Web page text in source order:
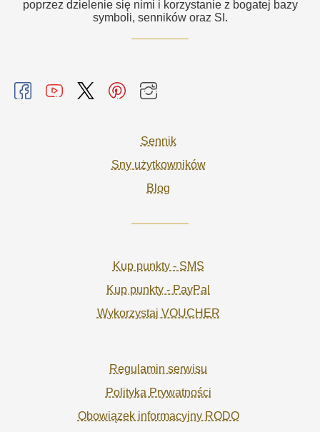
poprzez dzielenie się nimi i korzystanie z bogatej bazy
symboli, senników oraz SI.
Sennik
Sny użytkowników
Blog
Kup punkty - SMS
Kup punkty - PayPal
Wykorzystaj VOUCHER
Regulamin serwisu
Polityka Prywatności
Obowiązek informacyjny RODO